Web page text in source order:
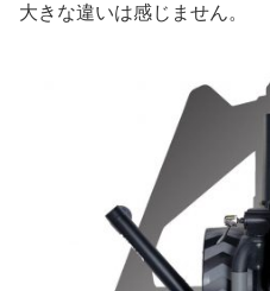
大きな違いは感じません。